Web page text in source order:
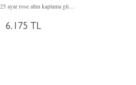
6.175 TL